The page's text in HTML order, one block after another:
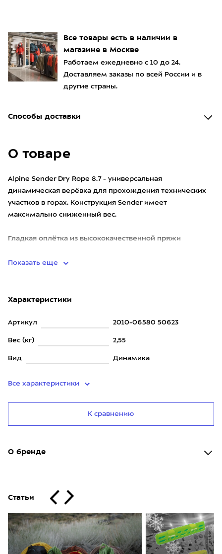
Все товары есть в наличии в
магазине в Москве
Работаем ежедневно с 10 до 24.
Доставляем заказы по всей России и в
другие страны.
Способы доставки
О товаре
Alpine Sender Dry Rope 8.7 - универсальная
динамическая верёвка для прохождения технических
участков в горах. Конструкция Sender имеет
максимально сниженный вес.
Гладкая оплётка из высококачественной пряжи
Показать еще
Характеристики
Артикул 2010-06580 50623
Вес (кг) 2,55
Вид Динамика
Все характеристики
К сравнению
О бренде
Статьи